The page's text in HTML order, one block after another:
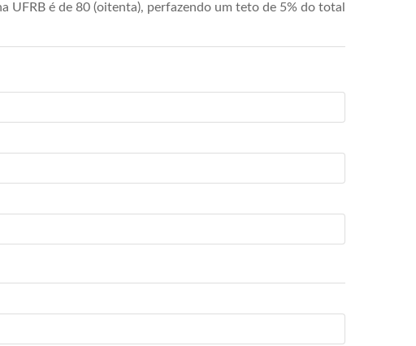
UFRB é de 80 (oitenta), perfazendo um teto de 5% do total